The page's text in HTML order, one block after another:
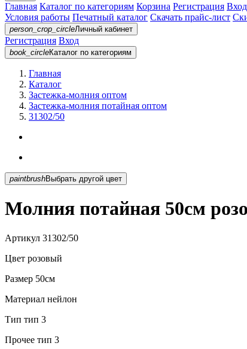
Главная Каталог по категориям Корзина Регистрация Вход
Условия работы Печатный каталог Скачать прайс-лист
person_crop_circleЛичный кабинет
Регистрация Вход
book_circleКаталог по категориям
Главная
Каталог
Застежка-молния оптом
Застежка-молния потайная оптом
31302/50
paintbrush Выбрать другой цвет
Молния потайная 50см
Артикул 31302/50
Цвет розовый
Размер 50см
Материал нейлон
Тип тип 3
Прочее тип 3